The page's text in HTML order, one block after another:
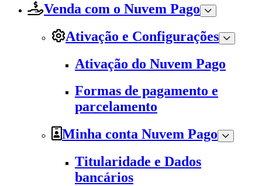
Venda com o Nuvem Pago
Ativação e Configurações
Ativação do Nuvem Pago
Formas de pagamento e
parcelamento
Minha conta Nuvem Pago
Titularidade e Dados
bancários